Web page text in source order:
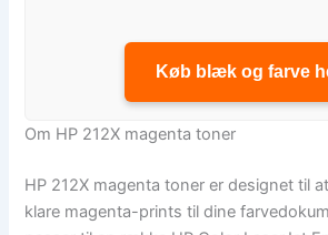
Køb blæk og farve
Om HP 212X magenta toner
HP 212X magenta toner er designet til
klare magenta-prints til dine